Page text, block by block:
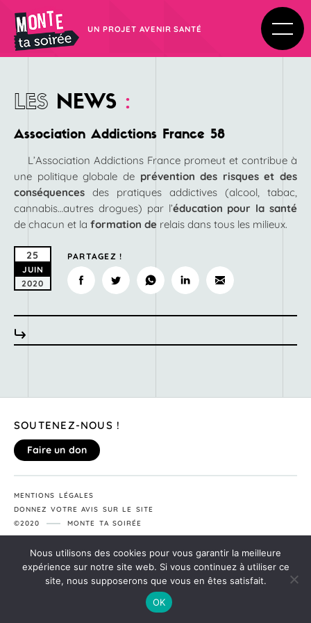
UN PROJET AVENIR SANTÉ
LES NEWS :
Association Addictions France 58
L’Association Addictions France promeut et contribue à
une politique globale de prévention des risques et des
conséquences des pratiques addictives (alcool, tabac,
cannabis…autres drogues) par l’éducation pour la santé
de chacun et la formation de relais dans tous les milieux.
25
JUIN
2020
PARTAGEZ !
SOUTENEZ-NOUS !
Faire un don
MENTIONS LÉGALES
DONNEZ VOTRE AVIS SUR LE SITE
©2020
MONTE TA SOIRÉE
Nous utilisons des cookies pour vous garantir la meilleure
expérience sur notre site web. Si vous continuez à utiliser ce
site, nous supposerons que vous en êtes satisfait.
OK